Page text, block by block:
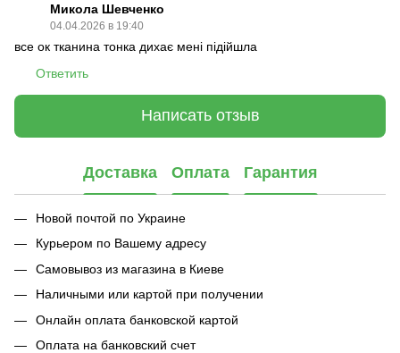
Микола Шевченко
04.04.2026 в 19:40
все ок тканина тонка дихає мені підійшла
Ответить
Написать отзыв
Доставка Оплата Гарантия
Новой почтой по Украине
Курьером по Вашему адресу
Самовывоз из магазина в Киеве
Наличными или картой при получении
Онлайн оплата банковской картой
Оплата на банковский счет